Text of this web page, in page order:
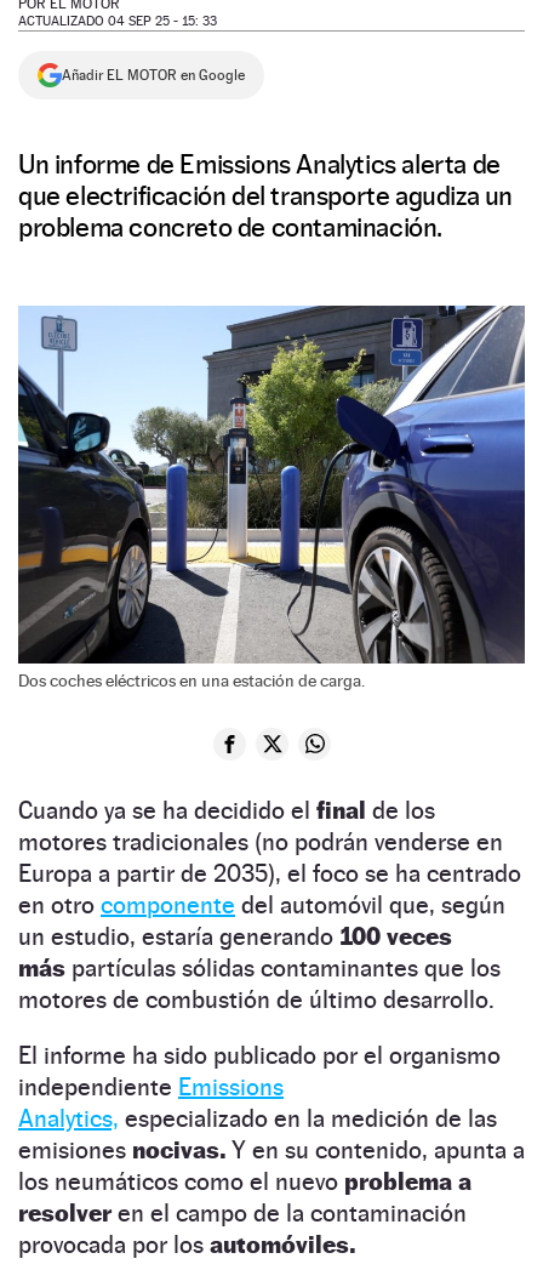
NEWSLETTER
POR EL MOTOR
ACTUALIZADO 04 SEP 25 - 15: 33
Añadir EL MOTOR en Google
Un informe de Emissions Analytics alerta de
que electrificación del transporte agudiza un
problema concreto de contaminación.
Dos coches eléctricos en una estación de carga.
Cuando ya se ha decidido el final de los
motores tradicionales (no podrán venderse en
Europa a partir de 2035), el foco se ha centrado
en otro componente del automóvil que, según
un estudio, estaría generando 100 veces
más partículas sólidas contaminantes que los
motores de combustión de último desarrollo.
El informe ha sido publicado por el organismo
independiente Emissions
Analytics, especializado en la medición de las
emisiones nocivas. Y en su contenido, apunta a
los neumáticos como el nuevo problema a
resolveren el campo de la contaminación
provocada por los automóviles.